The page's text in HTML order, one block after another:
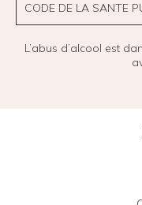
CODE DE LA SANTE
L’abus d’alcool est